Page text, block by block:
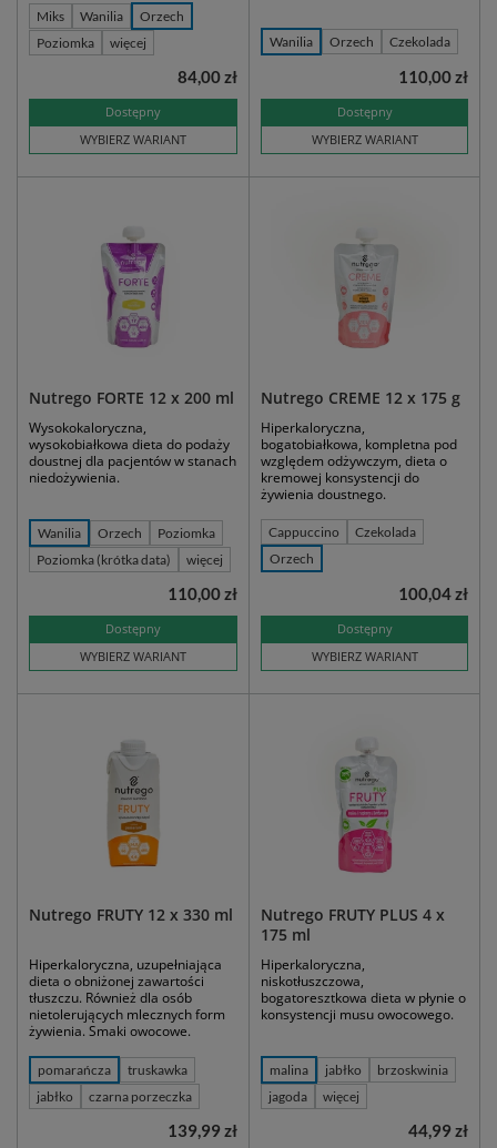
Miks Wanilia
Orzech
Poziomka
więcej
Dostępny
WYBIERZ WARIANT
84,00 zł
Wanilia Orzech Czekolada
Dostępny
WYBIERZ WARIANT
110,00 zł
Nutrego FORTE 12 x 200 ml
Wysokokaloryczna,
wysokobiałkowa dieta do podaży
doustnej dla pacjentów w stanach
niedożywienia.
Wanilia Orzech
Poziomka
Poziomka (krótka data)
więcej
Dostępny
WYBIERZ WARIANT
110,00 zł
Nutrego CREME 12 x 175 g
Hiperkaloryczna,
bogatobiałkowa, kompletna pod
względem odżywczym, dieta o
kremowej konsystencji do
żywienia doustnego.
Cappuccino
Czekolada
Orzech
Dostępny
WYBIERZ WARIANT
100,04 zł
Nutrego FRUTY 12 x 330 ml
Hiperkaloryczna, uzupełniająca
dieta o obniżonej zawartości
tłuszczu. Również dla osób
nietolerujących mlecznych form
żywienia. Smaki owocowe.
pomarańcza
truskawka
jabłko
czarna porzeczka
139,99 zł
Nutrego FRUTY PLUS 4 x
175 ml
Hiperkaloryczna,
niskotłuszczowa,
bogatoresztkowa dieta w płynie o
konsystencji musu owocowego.
malina jabłko
brzoskwinia
jagoda
więcej
44,99 zł